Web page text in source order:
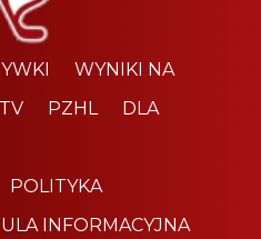
WYNIKI NA
PZHL
DLA
POLITYKA
INFORMACYJNA